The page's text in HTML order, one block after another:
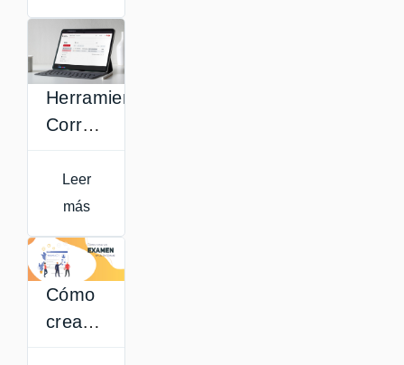
Herramienta
Correo
Aula
Virtual
Leer
más
Cómo
crear